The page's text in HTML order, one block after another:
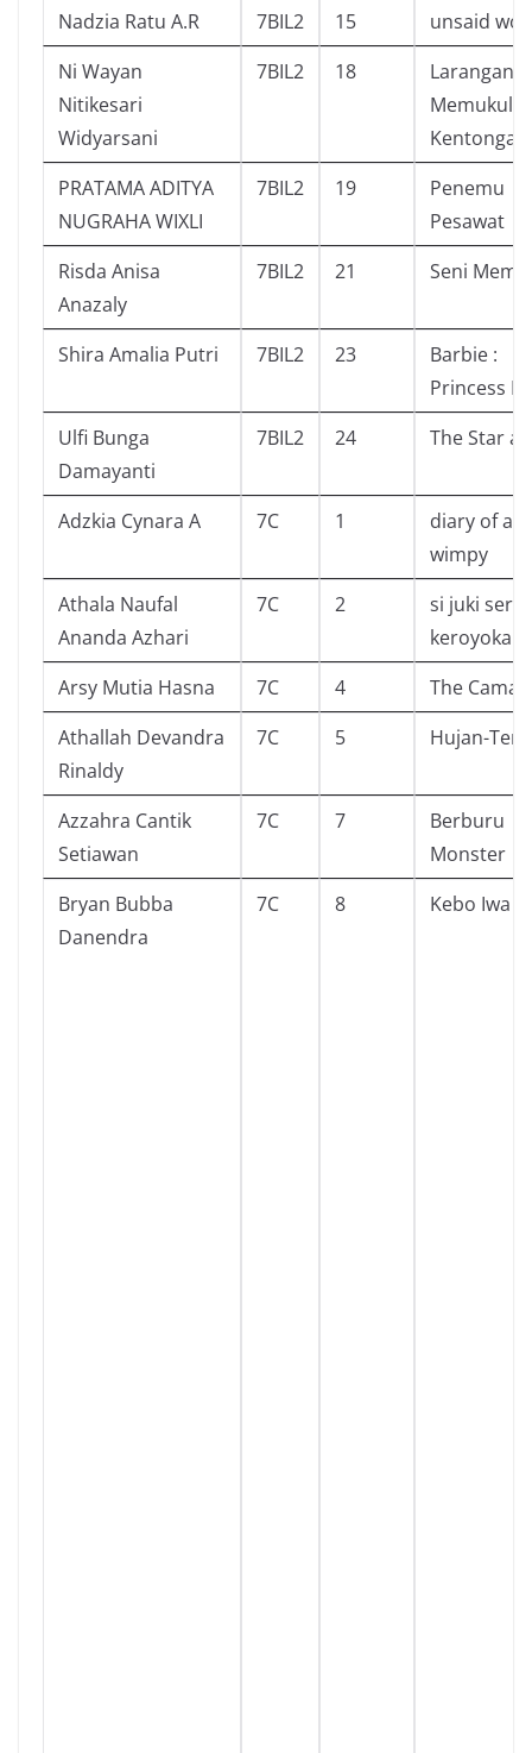
Nadzia Ratu A.R 7BIL2 15
unsaid
Ni Wayan
Nitikesari
Widyarsani
7BIL2 18
Larangan
Memukul
Kentongan
PRATAMA ADITYA
NUGRAHA WIXLI
7BIL2 19
Penemu
Pesawat
Risda Anisa
Anazaly
7BIL2 21 Seni
Shira Amalia Putri 7BIL2 23
Barbie :
Princess
Ulfi Bunga
Damayanti
7BIL2 24 The Star
Adzkia Cynara A 7C 1
diary of a
wimpy
Athala Naufal
Ananda Azhari
7C 2
si juki seri
keroyokan
Arsy Mutia Hasna
7C 4
The
Athallah Devandra
Rinaldy
7C 5 Hujan-
Azzahra Cantik
Setiawan
7C 7
Berburu
Monster
Bryan Bubba
Danendra
7C 8 Kebo Iwa